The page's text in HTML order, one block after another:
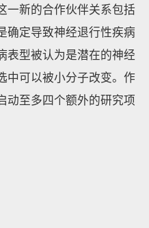
一新的合作伙伴关系包括
确定导致神经退行性疾病
表型被认为是潜在的神经
中可以被小分子改变。作
动至多四个额外的研究项